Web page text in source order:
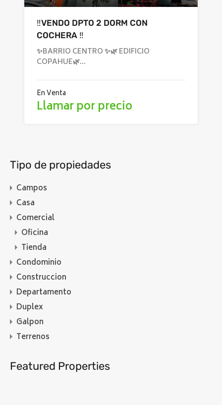
‼️VENDO DPTO 2 DORM CON
COCHERA ‼️
✨BARRIO CENTRO ✨🌿 EDIFICIO
COPAHUE🌿…
En Venta
Llamar por precio
Tipo de propiedades
Campos
Casa
Comercial
Oficina
Tienda
Condominio
Construccion
Departamento
Duplex
Galpon
Terrenos
Featured Properties